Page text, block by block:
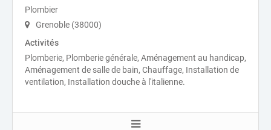
Plombier
Grenoble (38000)
Activités
Plomberie, Plomberie générale, Aménagement au handicap,
Aménagement de salle de bain, Chauffage, Installation de
ventilation, Installation douche à l'italienne.